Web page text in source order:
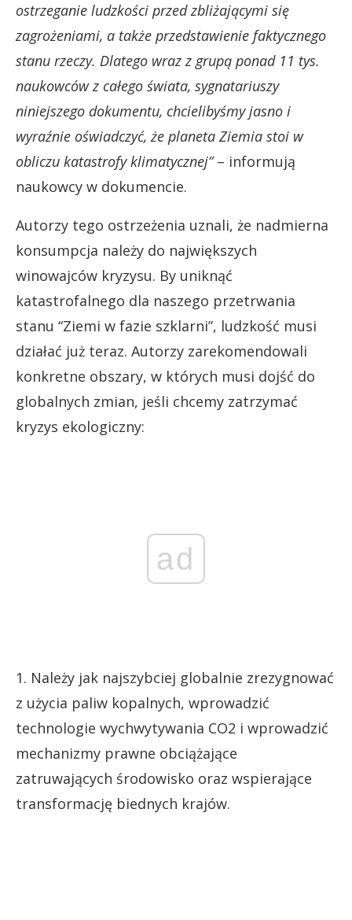
ostrzeganie ludzkości przed zbliżającymi się
zagrożeniami, a także przedstawienie faktycznego
stanu rzeczy. Dlatego wraz z grupą ponad 11 tys.
naukowców z całego świata, sygnatariuszy
niniejszego dokumentu, chcielibyśmy jasno i
wyraźnie oświadczyć, że planeta Ziemia stoi w
obliczu katastrofy klimatycznej”– informują
naukowcy w dokumencie.
Autorzy tego ostrzeżenia uznali, że nadmierna
konsumpcja należy do największych
winowajców kryzysu. By uniknąć
katastrofalnego dla naszego przetrwania
stanu “Ziemi w fazie szklarni”, ludzkość musi
działać już teraz. Autorzy zarekomendowali
konkretne obszary, w których musi dojść do
globalnych zmian, jeśli chcemy zatrzymać
kryzys ekologiczny:
ad
1. Należy jak najszybciej globalnie zrezygnować
z użycia paliw kopalnych, wprowadzić
technologie wychwytywania CO2 i wprowadzić
mechanizmy prawne obciążające
zatruwających środowisko oraz wspierające
transformację biednych krajów.